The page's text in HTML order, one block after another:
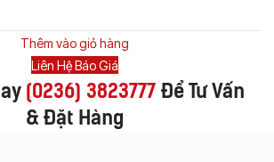
Thêm vào giỏ hàng
Liên Hệ Báo Giá
(0236) 3823777Để Tư Vấn
& Đặt Hàng